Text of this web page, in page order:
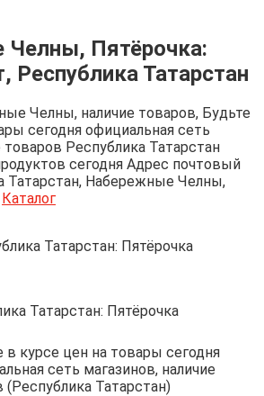
Пятёрочка:
Республика Татарстан
Челны, наличие товаров, Будьте
сегодня официальная сеть
товаров Республика Татарстан
сегодня Адрес почтовый
Татарстан, Набережные Челны,
Каталог
Татарстан: Пятёрочка
в курсе цен на товары сегодня
сеть магазинов, наличие
(Республика Татарстан)